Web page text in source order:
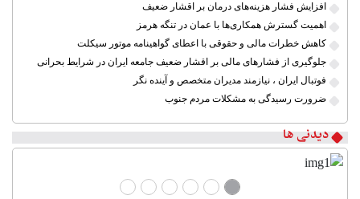
افزایش فشار هزینه‌های درمان بر اقشار ضعیف
اهمیت گسترش همکاری‌ها با عمان در تنگه هرمز
کاهش خطرات مالی و حقوقی با اعطای گواهینامه موتور سیکلت
جلوگیری از فشارهای مالی بر اقشار ضعیف جامعه ایران در شرایط بحرانی
فوتبال ایران ، نیازمند مدیران متخصص و آینده نگر
ضرورت رسیدگی به مشکلات مردم جنوب
دیدنی ها